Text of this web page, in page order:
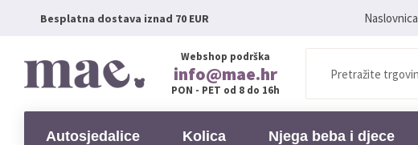
Besplatna dostava iznad 70 EUR Naslovnica
Webshop podrška
info@mae.hr
PON - PET od 8 do 16h
Autosjedalice Kolica Njega beba i djece